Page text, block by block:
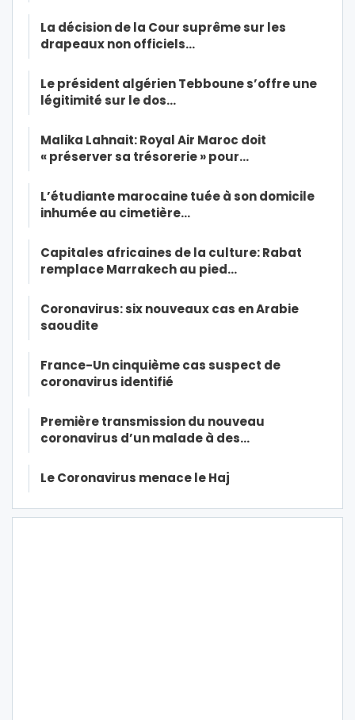
La décision de la Cour suprême sur les
drapeaux non officiels…
Le président algérien Tebboune s’offre une
légitimité sur le dos…
Malika Lahnait: Royal Air Maroc doit
« préserver sa trésorerie » pour…
L’étudiante marocaine tuée à son domicile
inhumée au cimetière…
Capitales africaines de la culture: Rabat
remplace Marrakech au pied…
Coronavirus: six nouveaux cas en Arabie
saoudite
France-Un cinquième cas suspect de
coronavirus identifié
Première transmission du nouveau
coronavirus d’un malade à des…
Le Coronavirus menace le Haj